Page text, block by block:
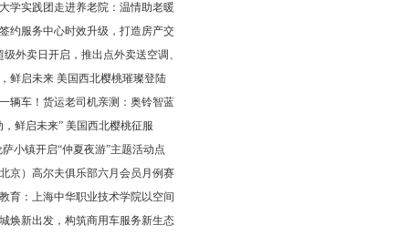
学实践团走进养老院：温情助老暖
约服务中心时效升级，打造房产交
级外卖日开启，推出点外卖送空调、
鲜启未来 美国西北樱桃璀璨登陆
辆车！货运老司机亲测：奥铃智蓝
，鲜启未来” 美国西北樱桃征服
小镇开启“仲夏夜游”主题活动点
京）高尔夫俱乐部六月会员月例赛
育：上海中华职业技术学院以空间
焕新出发，构筑商用车服务新生态